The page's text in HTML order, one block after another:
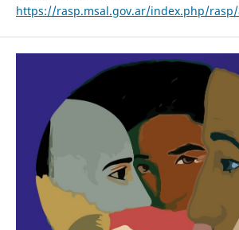
https://rasp.msal.gov.ar/index.php/